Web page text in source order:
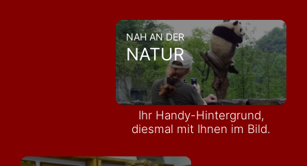
NAH AN DER
NATUR
Ihr Handy-Hintergrund,
diesmal mit Ihnen im Bild.